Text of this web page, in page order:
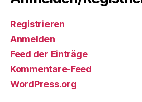
Registrieren
Anmelden
Feed der Einträge
Kommentare-Feed
WordPress.org